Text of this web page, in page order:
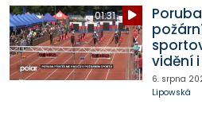
01:31
vidění
6. srpna
Lipowská